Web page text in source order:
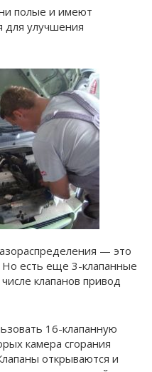
полые и имеют
для улучшения
— это
есть еще 3-клапанные
клапанов привод
16-клапанную
камера сгорания
открываются и